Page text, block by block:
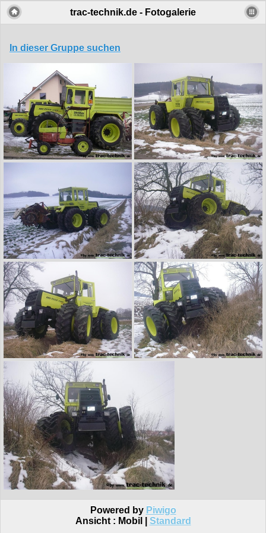
trac-technik.de - Fotogalerie
In dieser Gruppe suchen
Powered by Piwigo
Ansicht : Mobil Standard